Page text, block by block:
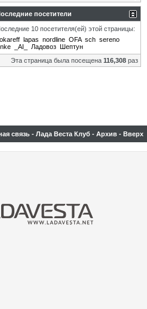
посетители
10 посетителя(ей) этой страницы:
lapas nordline OFA sch sereno
_AI_ Ладовоз Шептун
Эта страница была посещена 116,308 раз
связь - Лада Веста Клуб - Архив - Вверх